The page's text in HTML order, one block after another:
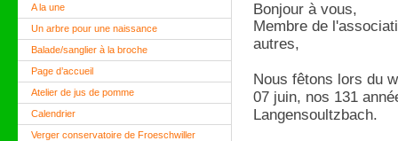
A la une
Un arbre pour une naissance
Balade/sanglier à la broche
Page d’accueil
Atelier de jus de pomme
Calendrier
Verger conservatoire de Froeschwiller
Bonjour à vous,
Membre de
autres,
Nous fêtons lors du
07 juin, nos 131
Langensoultzbach.